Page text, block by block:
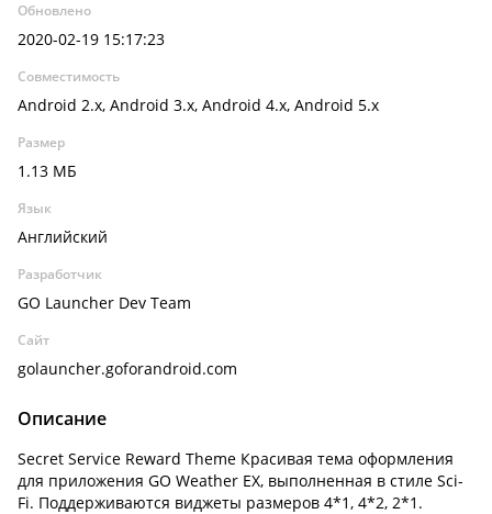
Обновлено
2020-02-19 15:17:23
Совместимость
Android 2.x, Android 3.x, Android 4.x, Android 5.x
Размер
1.13 МБ
Язык
Английский
Разработчик
GO Launcher Dev Team
Сайт
golauncher.goforandroid.com
Описание
Secret Service Reward Theme Красивая тема оформления
для приложения GO Weather EX, выполненная в стиле Sci-
Fi. Поддерживаются виджеты размеров 4*1, 4*2, 2*1.